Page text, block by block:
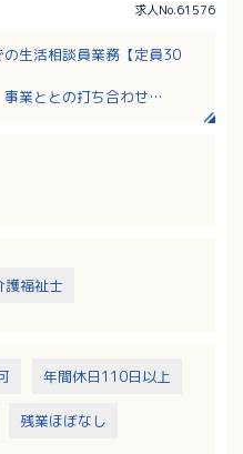
求人No.61576
生活相談員業務【定員30
事業ととの打ち合わせ
広い利用者あり、平均は介
護福祉士
年間休日110日以上
残業ほぼなし